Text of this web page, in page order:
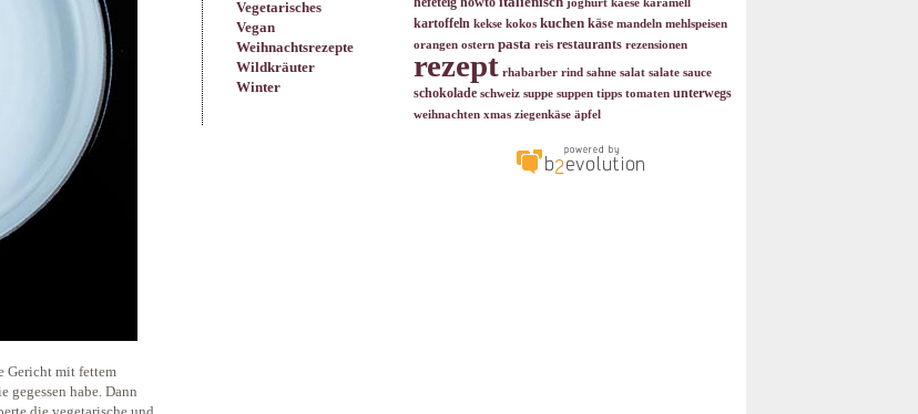
Vegetarisches
Vegan
Weihnachtsrezepte
Wildkräuter
Winter
Gericht mit fettem
gegessen habe. Dann
joghurt kaese karamell
kartoffeln kekse kokos kuchen käse mandeln mehlspeisen
orangen ostern pasta reis restaurants rezensionen
rezept rhabarber rind sahne salat salate sauce
schokolade schweiz suppe suppen tipps tomaten unterwegs
weihnachten xmas ziegenkäse äpfel